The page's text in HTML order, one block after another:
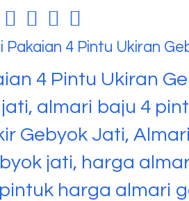
Pakaian 4 Pintu Ukiran
4 Pintu Ukiran
almari baju 4
Gebyok Jati,
jati, harga
harga almari